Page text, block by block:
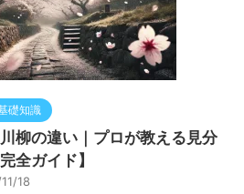
礎知識
柳の違い｜プロが教える見分
全ガイド】
18